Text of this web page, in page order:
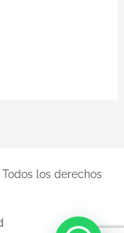
los derechos